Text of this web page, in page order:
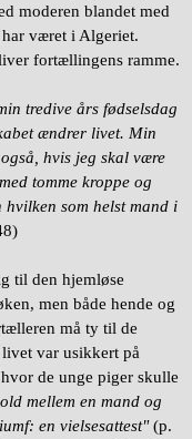
moderen blandet med
været i Algeriet.
fortællingens ramme.
tredive års fødselsdag
ændrer livet. Min
hvis jeg skal være
tomme kroppe og
hvilken som helst mand i
til den hjemløse
men både hende og
må ty til de
var usikkert på
de unge piger skulle
mellem en mand og
en vielsesattest"(p.